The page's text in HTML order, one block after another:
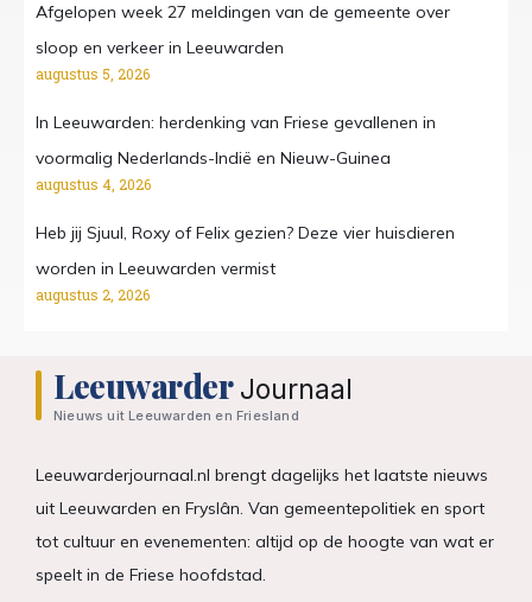
Afgelopen week 27 meldingen van de gemeente over
sloop en verkeer in Leeuwarden
augustus 5, 2026
In Leeuwarden: herdenking van Friese gevallenen in
voormalig Nederlands-Indië en Nieuw-Guinea
augustus 4, 2026
Heb jij Sjuul, Roxy of Felix gezien? Deze vier huisdieren
worden in Leeuwarden vermist
augustus 2, 2026
Leeuwarder Journaal
Nieuws uit Leeuwarden en Friesland
Leeuwarderjournaal.nl brengt dagelijks het laatste nieuws
uit Leeuwarden en Fryslân. Van gemeentepolitiek en sport
tot cultuur en evenementen: altijd op de hoogte van wat er
speelt in de Friese hoofdstad.